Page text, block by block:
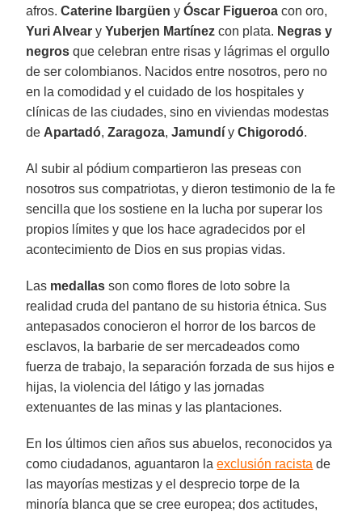
afros.Caterine Ibargüen yÓscar Figueroa con oro,
Yuri Alveary Yuberjen Martínez con plata. Negras y
negros que celebran entre risas y lágrimas el orgullo
de ser colombianos. Nacidos entre nosotros, pero no
en la comodidad y el cuidado de los hospitales y
clínicas de las ciudades, sino en viviendas modestas
de Apartadó,Zaragoza,Jamundí yChigorodó.
Al subir al pódium compartieron las preseas con
nosotros sus compatriotas, y dieron testimonio de la fe
sencilla que los sostiene en la lucha por superar los
propios límites y que los hace agradecidos por el
acontecimiento de Dios en sus propias vidas.
Las medallas son como flores de loto sobre la
realidad cruda del pantano de su historia étnica. Sus
antepasados conocieron el horror de los barcos de
esclavos, la barbarie de ser mercadeados como
fuerza de trabajo, la separación forzada de sus hijos e
hijas, la violencia del látigo y las jornadas
extenuantes de las minas y las plantaciones.
En los últimos cien años sus abuelos, reconocidos ya
como ciudadanos, aguantaron laexclusión racista de
las mayorías mestizas y el desprecio torpe de la
minoría blanca que se cree europea; dos actitudes,